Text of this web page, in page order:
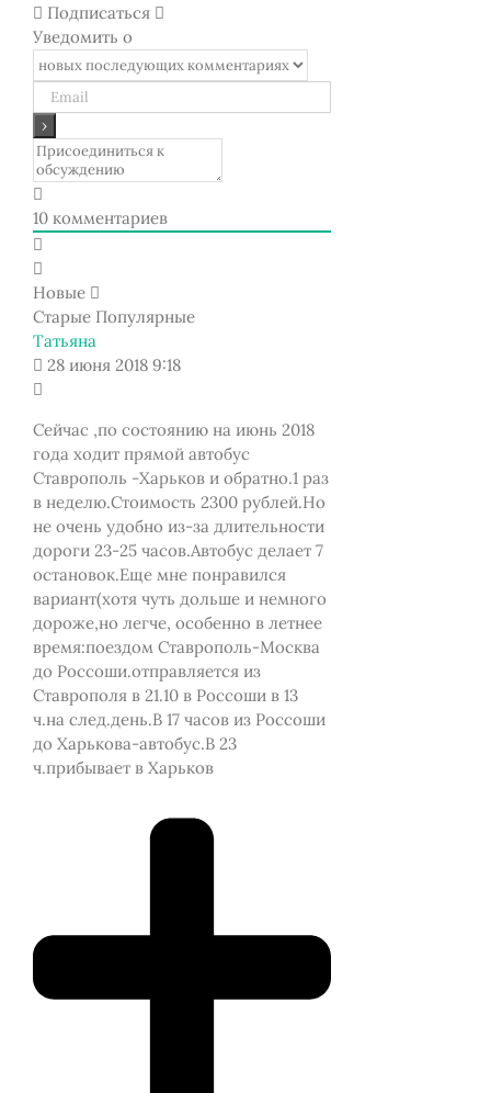
Подписаться
Уведомить о
10 комментариев
Новые
Старые Популярные
Татьяна
28 июня 2018 9:18
Сейчас ,по состоянию на июнь 2018
года ходит прямой автобус
Ставрополь -Харьков и обратно.1 раз
в неделю.Стоимость 2300 рублей.Но
не очень удобно из-за длительности
дороги 23-25 часов.Автобус делает 7
остановок.Еще мне понравился
вариант(хотя чуть дольше и немного
дороже,но легче, особенно в летнее
время:поездом Ставрополь-Москва
до Россоши.отправляется из
Ставрополя в 21.10 в Россоши в 13
ч.на след.день.В 17 часов из Россоши
до Харькова-автобус.В 23
ч.прибывает в Харьков